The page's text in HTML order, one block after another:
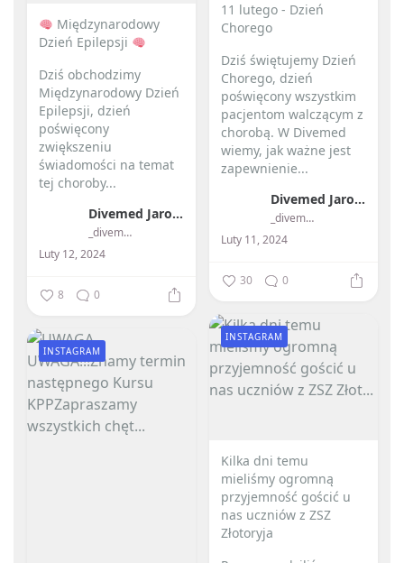
Międzynarodowy
Dzień Epilepsji
Dziś obchodzimy
Międzynarodowy Dzień
Epilepsji, dzień
poświęcony
zwiększeniu
świadomości na temat
tej choroby...
Divemed Jarosław Przybylski
_divemed_
Luty 12, 2024
8 0
11 lutego - Dzień
Chorego
Dziś świętujemy Dzień
Chorego, dzień
poświęcony wszystkim
pacjentom walczącym z
chorobą. W Divemed
wiemy, jak ważne jest
zapewnienie...
Divemed Jarosław Przybylski
_divemed_
Luty 11, 2024
30 0
Kilka dni temu
mieliśmy ogromną
przyjemność gościć u
nas uczniów z ZSZ
Złotoryja
INSTAGRAM
INSTAGRAM